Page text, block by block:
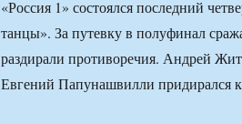
«Россия 1» состоялся последний
танцы». За путевку в полуфинал
раздирали противоречия. Андрей
Евгений Папунашвилли придирался